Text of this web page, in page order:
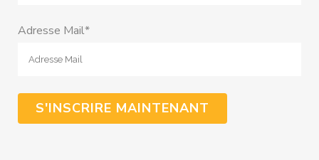
Adresse Mail*